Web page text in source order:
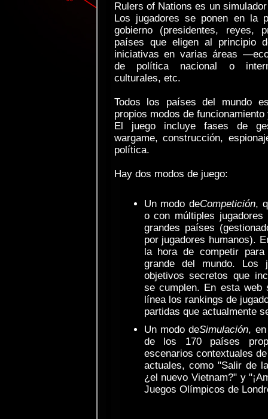
Rulers of Nations es un
Los jugadores se ponen en la
gobierno (presidentes, reyes,
países que eligen al principio
iniciativas en varias áreas
de política nacional o
culturales, etc.
Todos los países del mundo
propios modos de
El juego incluye fases de
wargame, construcción,
política.
Hay dos modos de juego:
Un modo deCompetición,
o con múltiples
grandes países
por jugadores humanos).
la hora de competir
grande del mundo. Los
objetivos secretos que
se cumplen. En esta web
línea los rankings de
partidas que actualmente
Un modo deSimulación,
de los 170 países
escenarios contextuales
actuales, como "Salir de
¿el nuevo Vietnam?" y
Juegos Olímpicos de